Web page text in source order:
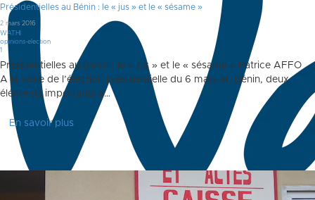
Présidentielles au Bénin : le « jus » et le « sésame »
2 mars 2016
WATHI
opinions-election
1
Commentaire
Présidentielles au Bénin : le « jus » et le « sésame » Patrice AFFO
A la veille de l’élection présidentielle du 6 mars au Bénin, deux
éléments importants à…
En savoir plus